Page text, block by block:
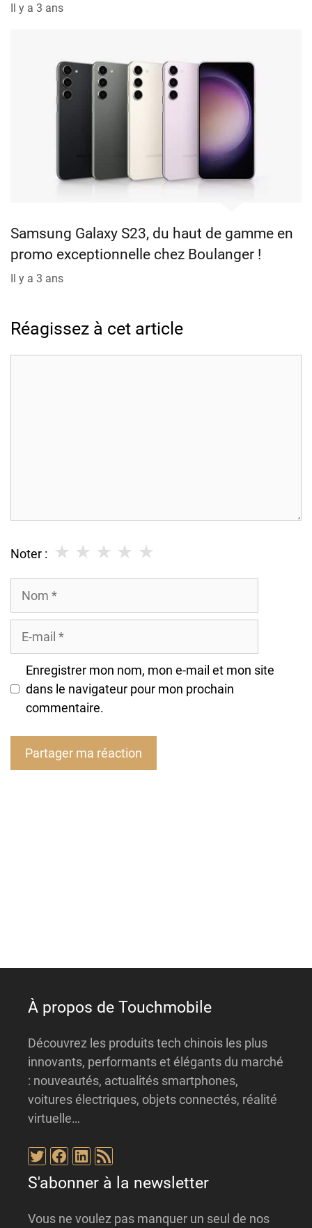
Il y a 3 ans
Samsung Galaxy S23, du haut de gamme en
promo exceptionnelle chez Boulanger !
Il y a 3 ans
Réagissez à cet article
Noter : ★
★
★
★
★
Enregistrer mon nom, mon e-mail et mon site
dans le navigateur pour mon prochain
commentaire.
À propos de Touchmobile
Découvrez les produits tech chinois les plus
innovants, performants et élégants du marché
: nouveautés, actualités smartphones,
voitures électriques, objets connectés, réalité
virtuelle…
Twitter
Facebook
LinkedIn
Flux RSS
S'abonner à la newsletter
Vous ne voulez pas manquer un seul de nos